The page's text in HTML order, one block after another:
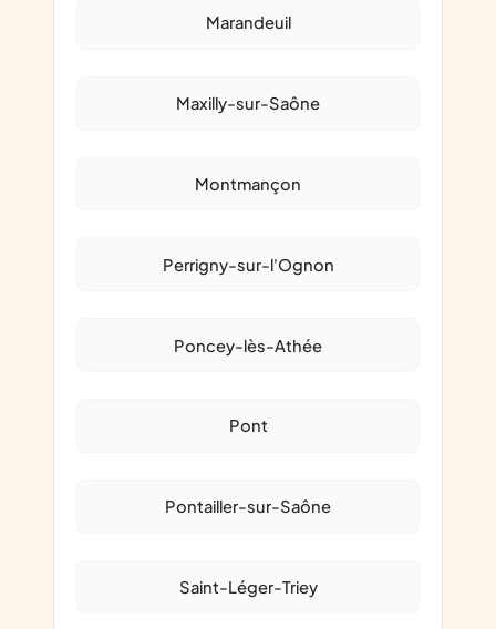
Marandeuil
Maxilly-sur-Saône
Montmançon
Perrigny-sur-l'Ognon
Poncey-lès-Athée
Pont
Pontailler-sur-Saône
Saint-Léger-Triey